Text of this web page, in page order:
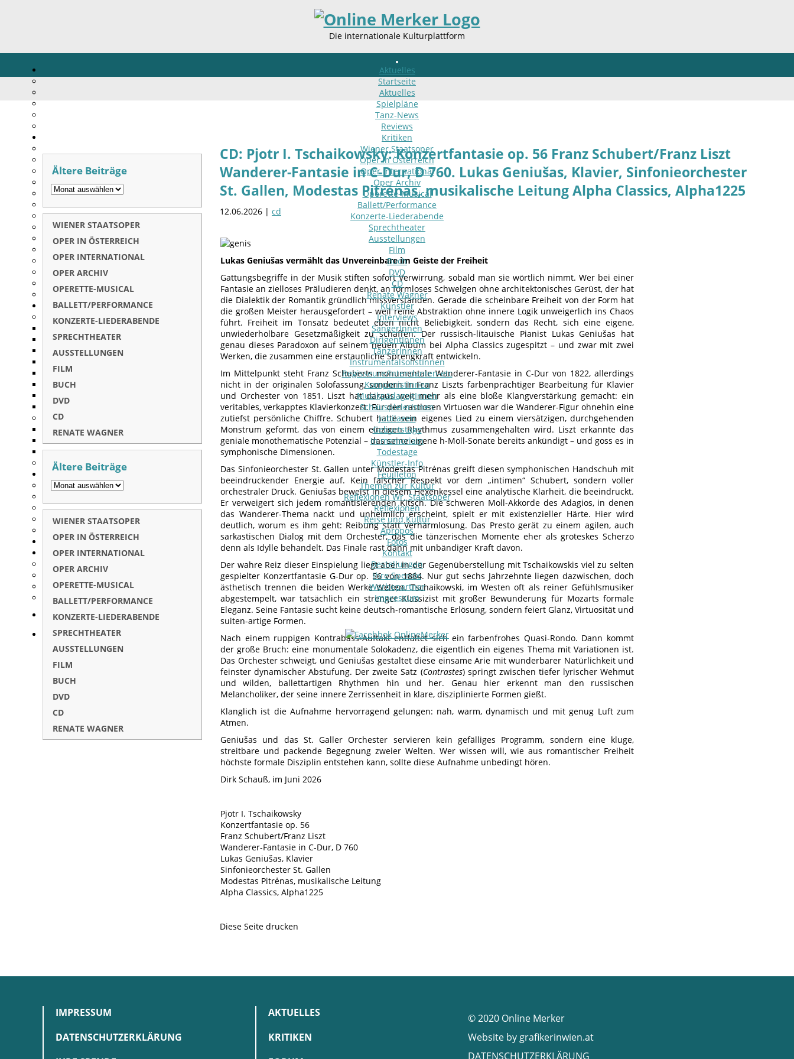
Die internationale Kulturplattform
Aktuelles
Startseite
Aktuelles
Spielpläne
Tanz-News
Reviews
Kritiken
Wiener Staatsoper
Oper in Österreich
Oper international
Oper Archiv
Operette-Musical
Ballett/Performance
Konzerte-Liederabende
Sprechtheater
Ausstellungen
Film
Buch
DVD
CD
Renate Wagner
Künstler
Interviews
SängerInnen
DirigentInnen
TänzerInnen
InstrumentalsolistInnen
Regisseure/Intendanten-etc
KomponistInnen
MusikpädagogInnen
SchauspielerInnen
Jubilaeen
Geburtstage
In memoriam
Todestage
Künstler-Info
Feuilleton
Themen zur Kultur
Reflexionen Wr. Staatsoper
Reflexionen
Reise und Kultur
Apropos
Fotos
Kontakt
Bestellungen
Ihre Spende
Werbepartner
Impressum
CD: Pjotr I. Tschaikowsky: Konzertfantasie op. 56 Franz Schubert/Franz Liszt
Wanderer-Fantasie in C-Dur, D 760. Lukas Geniušas, Klavier, Sinfonieorchester
St. Gallen, Modestas Pitrėnas, musikalische Leitung Alpha Classics, Alpha1225
12.06.2026 | cd
Lukas Geniušas vermählt das Unvereinbare im Geiste der Freiheit
Gattungsbegriffe in der Musik stiften sofort Verwirrung, sobald man sie wörtlich nimmt. Wer bei einer
Fantasie an zielloses Präludieren denkt, an formloses Schwelgen ohne architektonisches Gerüst, der hat
die Dialektik der Romantik gründlich missverstanden. Gerade die scheinbare Freiheit von der Form hat
die großen Meister herausgefordert – weil reine Abstraktion ohne innere Logik unweigerlich ins Chaos
führt. Freiheit im Tonsatz bedeutet eben nicht Beliebigkeit, sondern das Recht, sich eine eigene,
unwiederholbare Gesetzmäßigkeit zu schaffen. Der russisch-litauische Pianist Lukas Geniušas hat
genau dieses Paradoxon auf seinem neuen Album bei Alpha Classics zugespitzt – und zwar mit zwei
Werken, die zusammen eine erstaunliche Sprengkraft entwickeln.
Im Mittelpunkt steht Franz Schuberts monumentale Wanderer-Fantasie in C-Dur von 1822, allerdings
nicht in der originalen Solofassung, sondern in Franz Liszts farbenprächtiger Bearbeitung für Klavier
und Orchester von 1851. Liszt hat daraus weit mehr als eine bloße Klangverstärkung gemacht: ein
veritables, verkapptes Klavierkonzert. Für den rastlosen Virtuosen war die Wanderer-Figur ohnehin eine
zutiefst persönliche Chiffre. Schubert hatte sein eigenes Lied zu einem viersätzigen, durchgehenden
Monstrum geformt, das von einem einzigen Rhythmus zusammengehalten wird. Liszt erkannte das
geniale monothematische Potenzial – das seine eigene h-Moll-Sonate bereits ankündigt – und goss es in
symphonische Dimensionen.
Das Sinfonieorchester St. Gallen unter Modestas Pitrėnas greift diesen symphonischen Handschuh mit
beeindruckender Energie auf. Kein falscher Respekt vor dem „intimen“ Schubert, sondern voller
orchestraler Druck. Geniušas beweist in diesem Hexenkessel eine analytische Klarheit, die beeindruckt.
Er verweigert sich jedem romantisierenden Kitsch. Die schweren Moll-Akkorde des Adagios, in denen
das Wanderer-Thema nackt und unheimlich erscheint, spielt er mit existenzieller Härte. Hier wird
deutlich, worum es ihm geht: Reibung statt Verharmlosung. Das Presto gerät zu einem agilen, auch
sarkastischen Dialog mit dem Orchester, das die tänzerischen Momente eher als groteskes Scherzo
denn als Idylle behandelt. Das Finale rast dann mit unbändiger Kraft davon.
Der wahre Reiz dieser Einspielung liegt aber in der Gegenüberstellung mit Tschaikowskis viel zu selten
gespielter Konzertfantasie G-Dur op. 56 von 1884. Nur gut sechs Jahrzehnte liegen dazwischen, doch
ästhetisch trennen die beiden Werke Welten. Tschaikowski, im Westen oft als reiner Gefühlsmusiker
abgestempelt, war tatsächlich ein strenger Klassizist mit großer Bewunderung für Mozarts formale
Eleganz. Seine Fantasie sucht keine deutsch-romantische Erlösung, sondern feiert Glanz, Virtuosität und
suiten-artige Formen.
Nach einem ruppigen Kontrabass-Auftakt entfaltet sich ein farbenfrohes Quasi-Rondo. Dann kommt
der große Bruch: eine monumentale Solokadenz, die eigentlich ein eigenes Thema mit Variationen ist.
Das Orchester schweigt, und Geniušas gestaltet diese einsame Arie mit wunderbarer Natürlichkeit und
feinster dynamischer Abstufung. Der zweite Satz (Contrastes) springt zwischen tiefer lyrischer Wehmut
und wilden, ballettartigen Rhythmen hin und her. Genau hier erkennt man den russischen
Melancholiker, der seine innere Zerrissenheit in klare, disziplinierte Formen gießt.
Klanglich ist die Aufnahme hervorragend gelungen: nah, warm, dynamisch und mit genug Luft zum
Atmen.
Geniušas und das St. Galler Orchester servieren kein gefälliges Programm, sondern eine kluge,
streitbare und packende Begegnung zweier Welten. Wer wissen will, wie aus romantischer Freiheit
höchste formale Disziplin entstehen kann, sollte diese Aufnahme unbedingt hören.
Dirk Schauß, im Juni 2026
Pjotr I. Tschaikowsky
Konzertfantasie op. 56
Franz Schubert/Franz Liszt
Wanderer-Fantasie in C-Dur, D 760
Lukas Geniušas, Klavier
Sinfonieorchester St. Gallen
Modestas Pitrėnas, musikalische Leitung
Alpha Classics, Alpha1225
Diese Seite drucken
Ältere Beiträge
WIENER STAATSOPER
OPER IN ÖSTERREICH
OPER INTERNATIONAL
OPER ARCHIV
OPERETTE-MUSICAL
BALLETT/PERFORMANCE
KONZERTE-LIEDERABENDE
SPRECHTHEATER
AUSSTELLUNGEN
FILM
BUCH
DVD
CD
RENATE WAGNER
Ältere Beiträge
WIENER STAATSOPER
OPER IN ÖSTERREICH
OPER INTERNATIONAL
OPER ARCHIV
OPERETTE-MUSICAL
BALLETT/PERFORMANCE
KONZERTE-LIEDERABENDE
SPRECHTHEATER
AUSSTELLUNGEN
FILM
BUCH
DVD
CD
RENATE WAGNER
IMPRESSUM
DATENSCHUTZERKLÄRUNG
AKTUELLES
KRITIKEN
© 2020 Online Merker
Website by grafikerinwien.at
DATENSCHUTZERKLÄRUNG